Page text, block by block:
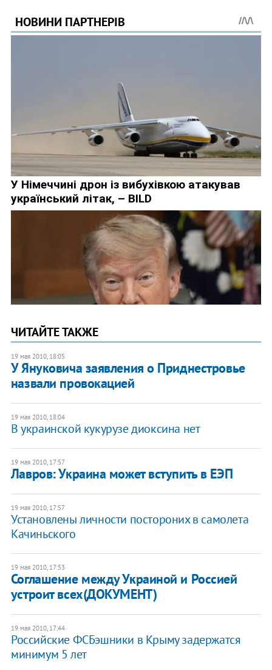
ЧИТАЙТЕ ТАКЖЕ
19 мая 2010, 18:05
У Януковича заявления о Приднестровье
назвали провокацией
19 мая 2010, 18:04
В украинской кукурузе диоксина нет
19 мая 2010, 17:57
Лавров: Украина может вступить в ЕЭП
19 мая 2010, 17:57
Установлены личности постороних в самолета
Качиньского
19 мая 2010, 17:53
Соглашение между Украиной и Россией
устроит всех(ДОКУМЕНТ)
19 мая 2010, 17:44
Российские ФСБэшники в Крыму задержатся
минимум 5 лет